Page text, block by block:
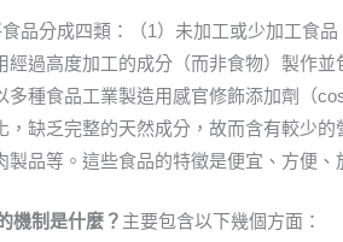
品分成四類：（1）未加工或少加工食
經過高度加工的成分（而非食物）製作
多種食品工業製造用感官修飾添加劑（
，缺乏完整的天然成分，故而含有較少
品等。這些食品的特徵是便宜、方便、
機制是什麼？ 主要包含以下幾個方面：